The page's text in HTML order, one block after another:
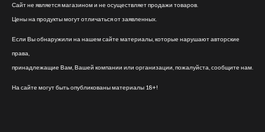
Сайт не является магазином и не осуществляет продажи товаров.
Цены на продукты могут отличаться от заявленных.
Если Вы обнаружили на нашем сайте материалы, которые нарушают авторские
права,
принадлежащие Вам, Вашей компании или организации, пожалуйста, сообщите нам.
На сайте могут быть опубликованы материалы 18+!